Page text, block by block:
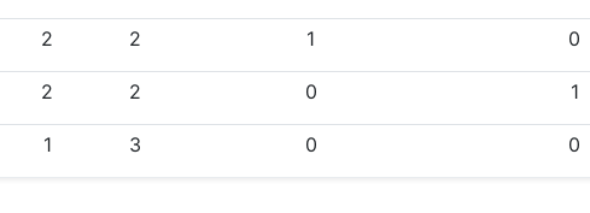
2 2 1 0
2 2 0 1
1 3 0 0